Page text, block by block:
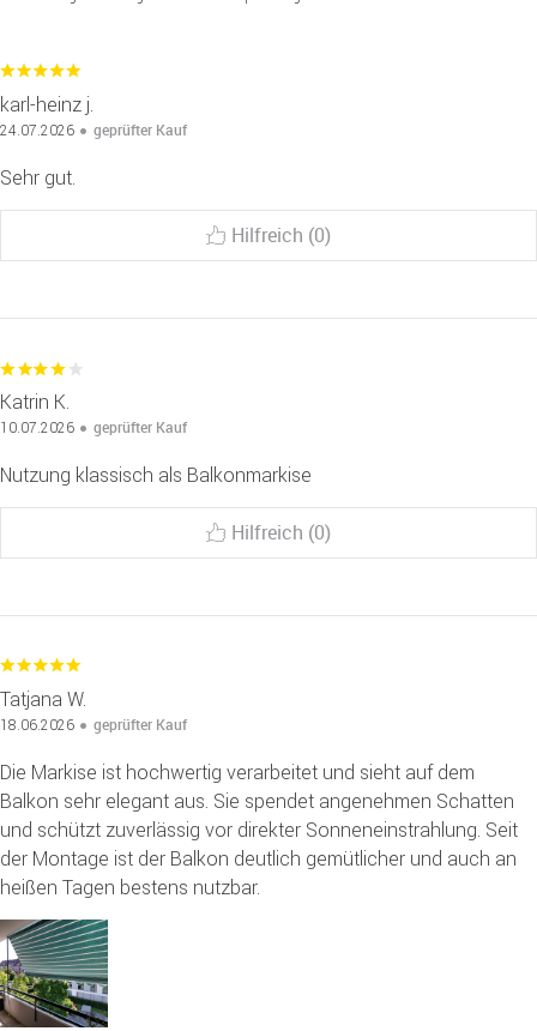
karl-heinz j.
24.07.2026 geprüfter Kauf
Sehr gut.
Hilfreich (0)
Katrin K.
10.07.2026 geprüfter Kauf
Nutzung klassisch als Balkonmarkise
Hilfreich (0)
Tatjana W.
18.06.2026 geprüfter Kauf
Die Markise ist hochwertig verarbeitet und sieht auf dem
Balkon sehr elegant aus. Sie spendet angenehmen Schatten
und schützt zuverlässig vor direkter Sonneneinstrahlung. Seit
der Montage ist der Balkon deutlich gemütlicher und auch an
heißen Tagen bestens nutzbar.